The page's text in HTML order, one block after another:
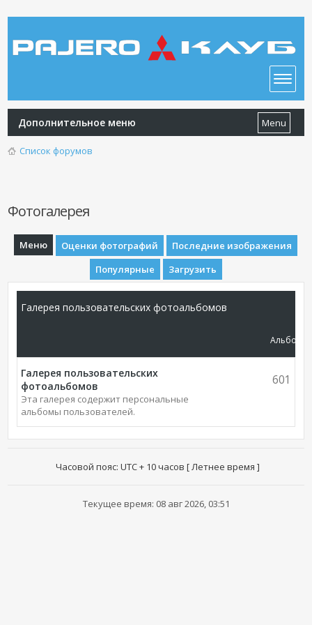
Дополнительное меню Menu
Список форумов
Фотогалерея
Меню Оценки фотографий
Последние изображения
Популярные
Загрузить
Галерея пользовательских фотоальбомов
Альбомы
Галерея пользовательских
фотоальбомов
Эта галерея содержит персональные
альбомы пользователей.
601
Часовой пояс: UTC + 10 часов [ Летнее время ]
Текущее время: 08 авг 2026, 03:51